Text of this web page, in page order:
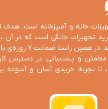
خانه و آشپزخانه است. هدف
تجهیزات خانگی است که در آن
خرید مطمئن توجه شده
مطمئن و پشتیبانی در دسترس
تا تجربه خریدی آسان و آسوده